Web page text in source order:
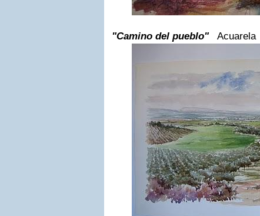
"Camino del pueblo"Acuarela